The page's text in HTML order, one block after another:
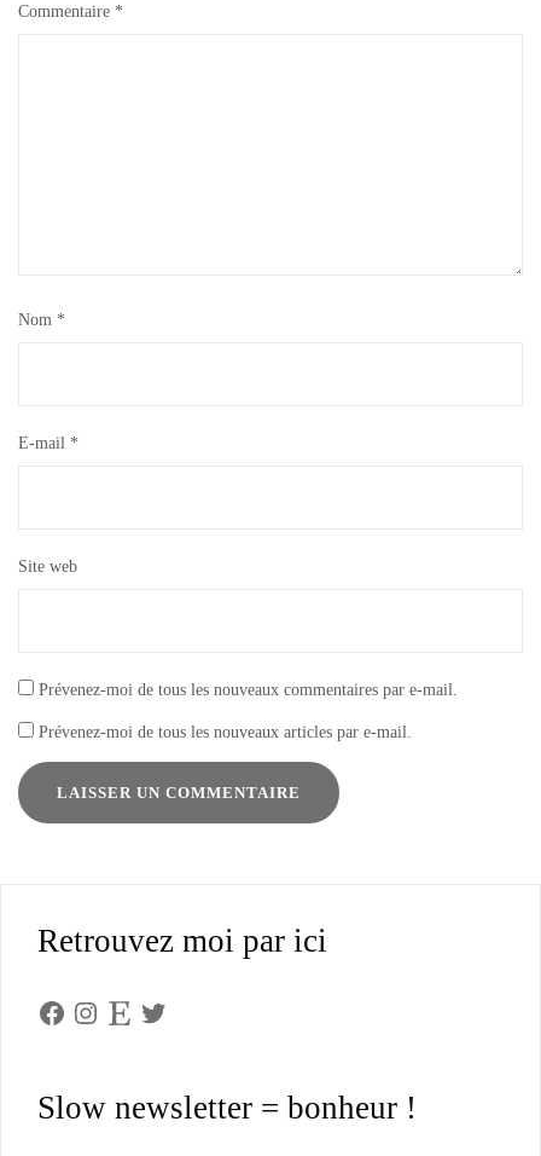
Commentaire *
Nom *
E-mail *
Site web
Prévenez-moi de tous les nouveaux commentaires par e-mail.
Prévenez-moi de tous les nouveaux articles par e-mail.
Retrouvez moi par ici
Facebook
Instagram
Etsy Twitter
Slow newsletter = bonheur !